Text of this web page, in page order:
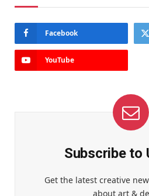
Facebook
YouTube
Subscribe to
Get the latest creative
about art &